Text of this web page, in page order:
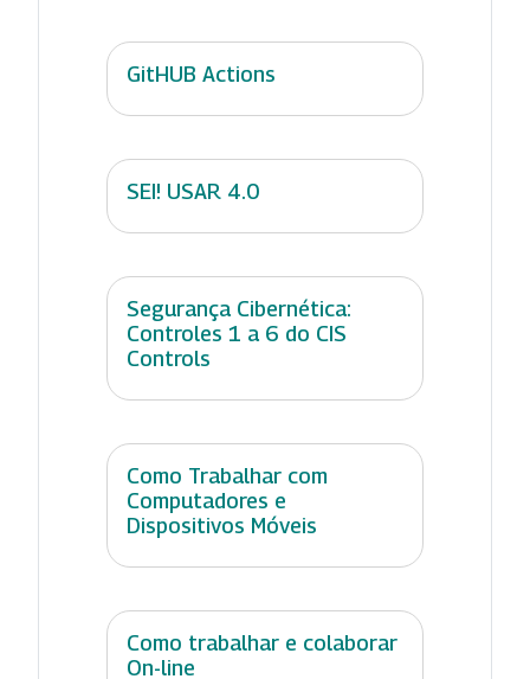
GitHUB Actions
SEI! USAR 4.0
Segurança Cibernética:
Controles 1 a 6 do CIS
Controls
Como Trabalhar com
Computadores e
Dispositivos Móveis
Como trabalhar e colaborar
On-line